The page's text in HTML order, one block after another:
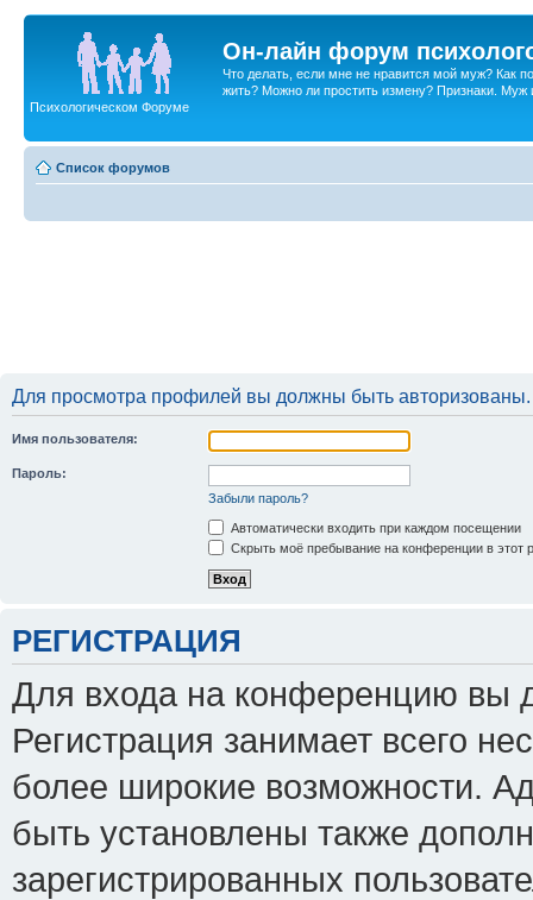
Он-лайн форум
Что делать, если мне не нравится мой муж? Как
жить? Можно ли простить измену? Признаки. Муж
Психологическом Форуме
Список форумов
Для просмотра профилей вы должны быть авторизованы.
Имя пользователя:
Пароль:
Забыли пароль?
Автоматически входить при каждом посещении
Скрыть моё пребывание на конференции в этот
РЕГИСТРАЦИЯ
Для входа на конференцию вы
Регистрация занимает всего
более широкие возможности.
быть установлены также
зарегистрированных